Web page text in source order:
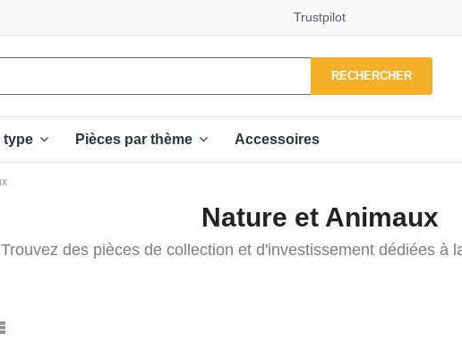
Trustpilot
RECHERCHER
type Pièces par thème Accessoires
Nature et Animaux
Trouvez des pièces de collection et d'investissement dédiées à